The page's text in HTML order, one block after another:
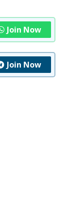
Join Now
Join Now